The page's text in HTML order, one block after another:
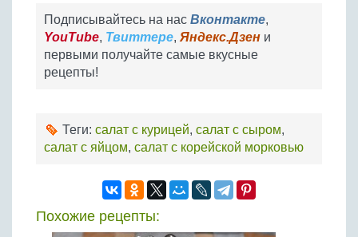
Подписывайтесь на нас Вконтакте,
YouTube, Твиттере, Яндекс.Дзен и
первыми получайте самые вкусные
рецепты!
Теги: салат с курицей, салат с сыром,
салат с яйцом, салат с корейской морковью
Похожие рецепты: